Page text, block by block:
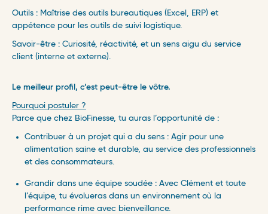
Outils : Maîtrise des outils bureautiques (Excel, ERP) et
appétence pour les outils de suivi logistique.
Savoir-être : Curiosité, réactivité, et un sens aigu du service
client (interne et externe).
Le meilleur profil, c’est peut-être le vôtre.
Pourquoi postuler ?
Parce que chez BioFinesse, tu auras l’opportunité de :
Contribuer à un projet qui a du sens : Agir pour une
alimentation saine et durable, au service des professionnels
et des consommateurs.
Grandir dans une équipe soudée : Avec Clément et toute
l’équipe, tu évolueras dans un environnement où la
performance rime avec bienveillance.